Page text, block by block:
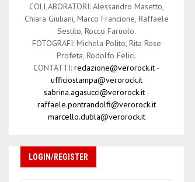
COLLABORATORI: Alessandro Masetto,
Chiara Giuliani, Marco Francione, Raffaele
Sestito, Rocco Faruolo.
FOTOGRAFI: Michela Polito, Rita Rose
Profeta, Rodolfo Felici.
CONTATTI: redazione@verorock.it -
ufficiostampa@verorock.it
sabrina.agasucci@verorock.it-
raffaele.pontrandolfi@verorock.it
marcello.dubla@verorock.it
LOGIN/REGISTER